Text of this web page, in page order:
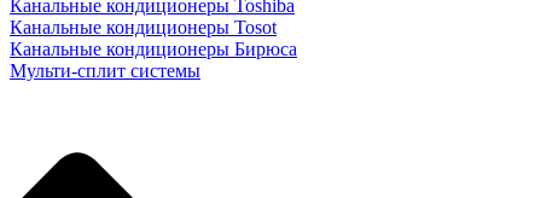
Канальные кондиционеры Toshiba
Канальные кондиционеры Tosot
Канальные кондиционеры Бирюса
Мульти-сплит системы